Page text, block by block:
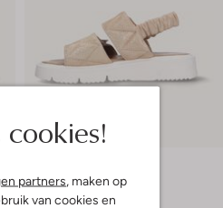
cookies!
partners, maken op
van cookies en
-40%
Platte sandalen
€ 79,99
€ 47,99